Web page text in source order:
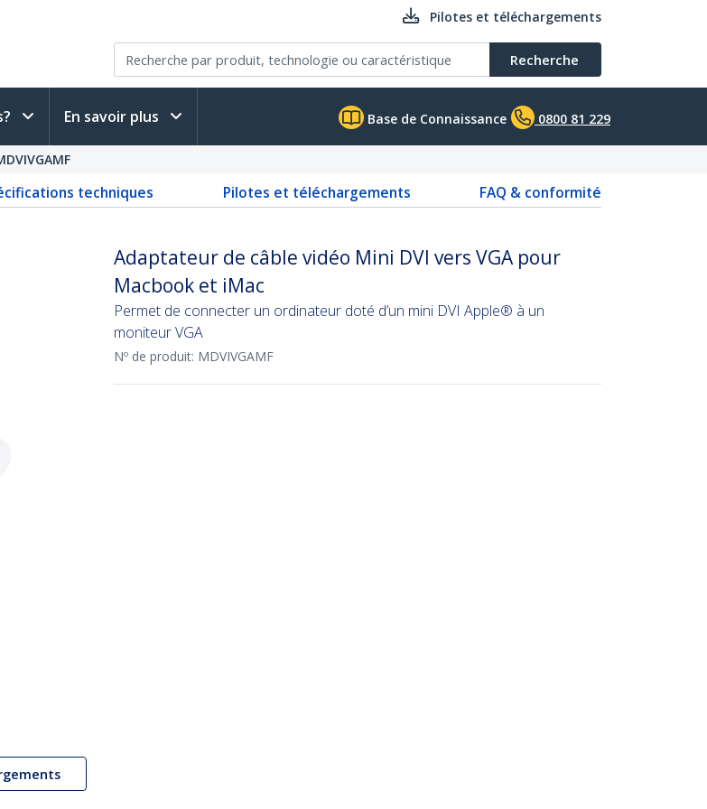
Pilotes et téléchargements
Recherche
En savoir plus Base de Connaissance 0800 81 229
techniques Pilotes et téléchargements
FAQ & conformité
Adaptateur de câble vidéo Mini DVI vers VGA pour
Macbook et iMac
Permet de connecter un ordinateur doté d’un mini DVI Apple® à un
moniteur VGA
Nº de produit: MDVIVGAMF